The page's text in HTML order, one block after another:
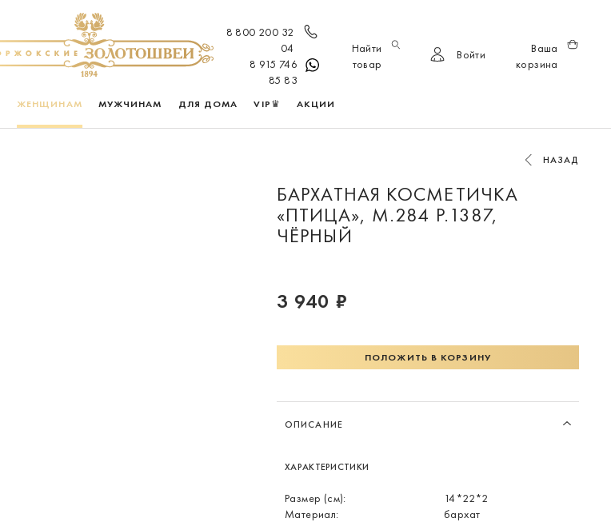
8 800 200 32
04
8 915 746
85 83
Найти
товар
Войти
Ваша
корзина
ЖЕНЩИНАМ МУЖЧИНАМ ДЛЯ ДОМА VIP♛ АКЦИИ
НАЗАД
БАРХАТНАЯ КОСМЕТИЧКА
«ПТИЦА», М.284 Р.1387,
ЧЁРНЫЙ
3 940 ₽
ПОЛОЖИТЬ В КОРЗИНУ
ОПИСАНИЕ
ХАРАКТЕРИСТИКИ
Размер (см):
14*22*2
Материал:
бархат